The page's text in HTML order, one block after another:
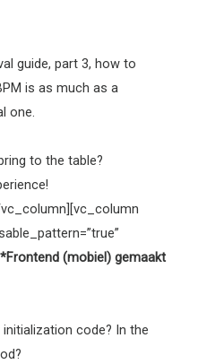
guide, part 3, how to
is as much as a
one.
to the table?
*Frontend (mobiel) gemaakt
code? In the